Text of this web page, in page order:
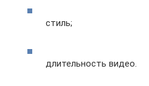
стиль;
длительность видео.